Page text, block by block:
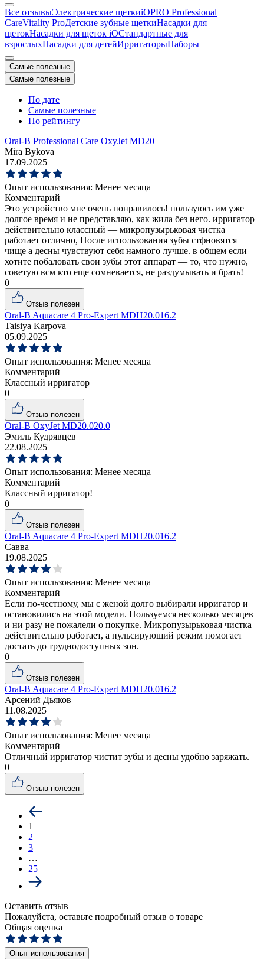
Все отзывыЭлектрические щеткиiOPRO Professional
CareVitality ProДетские зубные щеткиНасадки для
щетокНасадки для щеток iOСтандартные для
взрослыхНасадки для детейИрригаторыНаборы
Самые полезные
Самые полезные
По дате
Самые полезные
По рейтингу
Oral-B Professional Care OxyJet MD20
Mira Bykova
17.09.2025
Опыт использования: Менее месяца
Комментарий
Это устройство мне очень понравилось! пользуюсь им уже
долгое время и не представляю, как жила без него. ирригатор
действительно классный — микропузырьковая чистка
работает отлично, После использования зубы стфновятся
чище а десны чувствуют себя намного лучше. в общем если
хотите побаловать свои зубы этот аппарат — то, что нужно,
советую всм кто еще сомневается, не раздумывать и брать!
0
Отзыв полезен
Oral-B Aquacare 4 Pro-Expert MDH20.016.2
Taisiya Karpova
05.09.2025
Опыт использования: Менее месяца
Комментарий
Классный ирригатор
0
Отзыв полезен
Oral-B OxyJet MD20.020.0
Эмиль Кудрявцев
22.08.2025
Опыт использования: Менее месяца
Комментарий
Классный ирригатор!
0
Отзыв полезен
Oral-B Aquacare 4 Pro-Expert MDH20.016.2
Савва
19.08.2025
Опыт использования: Менее месяца
Комментарий
Если по-честному, мы с женой долго выбирали ирригатор и
остановились на этой модели. Пользуемся несколько месяцев
и ни разу не пожалели о покупке. Микропузырьковая чистка
действительно работает, а пульсирующий режим помогает
достать до труднодоступных зон.
0
Отзыв полезен
Oral-B Aquacare 4 Pro-Expert MDH20.016.2
Арсений Дьяков
11.08.2025
Опыт использования: Менее месяца
Комментарий
Отличный ирригатор чистит зубы и десны удобно заряжать.
0
Отзыв полезен
1
2
3
…
25
Оставить отзыв
Пожалуйста, оставьте подробный отзыв о товаре
Общая оценка
Опыт использования